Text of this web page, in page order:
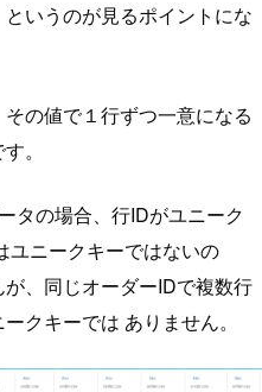
いうのが見るポイントにな
の値で１行ずつ一意になる
。
タの場合、行IDがユニーク
ユニークキーではないの
、同じオーダーIDで複数行
クキーでは ありません。